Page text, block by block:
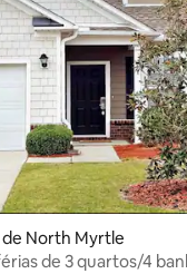
de North Myrtle
de 3 quartos/4